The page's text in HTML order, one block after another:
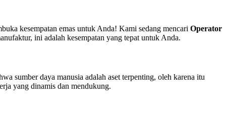
kesempatan emas untuk Anda! Kami sedang mencari Operator
ini adalah kesempatan yang tepat untuk Anda.
sumber daya manusia adalah aset terpenting, oleh karena itu
yang dinamis dan mendukung.